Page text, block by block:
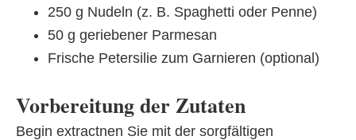
250 g Nudeln (z. B. Spaghetti oder Penne)
50 g geriebener Parmesan
Frische Petersilie zum Garnieren (optional)
Vorbereitung der Zutaten
Begin extractnen Sie mit der sorgfältigen